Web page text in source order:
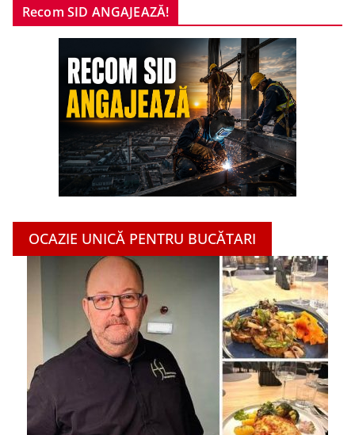
Recom SID ANGAJEAZĂ!
OCAZIE UNICĂ PENTRU BUCĂTARI